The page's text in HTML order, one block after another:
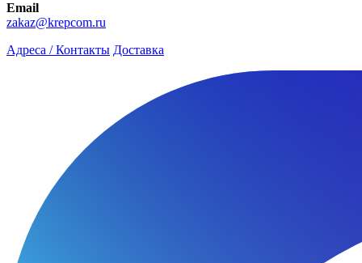
Email
zakaz@krepcom.ru
Адреса / Контакты Доставка